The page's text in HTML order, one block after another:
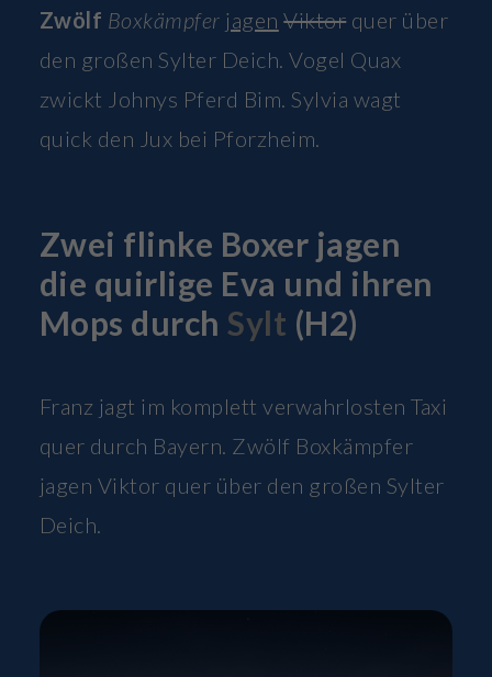
Zwölf Boxkämpfer jagen Viktorquer über
den großen Sylter Deich. Vogel Quax
zwickt Johnys Pferd Bim. Sylvia wagt
quick den Jux bei Pforzheim.
Zwei flinke Boxer jagen
die quirlige Eva und ihren
Mops durchSylt (H2)
Franz jagt im komplett verwahrlosten Taxi
quer durch Bayern. Zwölf Boxkämpfer
jagen Viktor quer über den großen Sylter
Deich.